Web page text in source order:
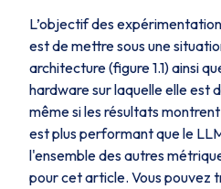
L’objectif des
est de mettre sous une
architecture (figure 1.1) ainsi
hardware sur laquelle elle est
même si les résultats
est plus performant que le
l'ensemble des autres
pour cet article. Vous pouvez